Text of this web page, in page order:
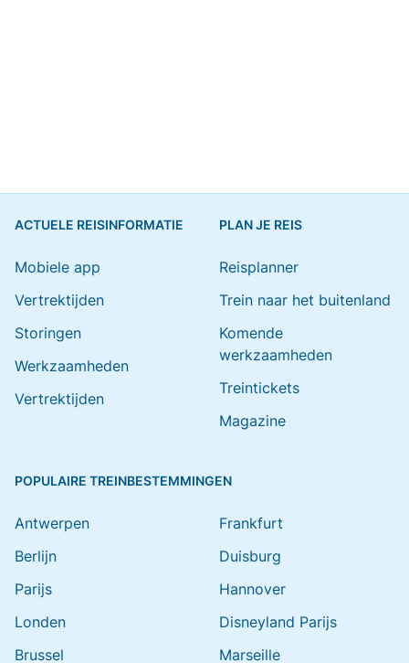
ACTUELE REISINFORMATIE
Mobiele app
Vertrektijden
Storingen
Werkzaamheden
Vertrektijden
PLAN JE REIS
Reisplanner
Trein naar het buitenland
Komende
werkzaamheden
Treintickets
Magazine
POPULAIRE TREINBESTEMMINGEN
Antwerpen
Berlijn
Parijs
Londen
Brussel
Frankfurt
Duisburg
Hannover
Disneyland Parijs
Marseille